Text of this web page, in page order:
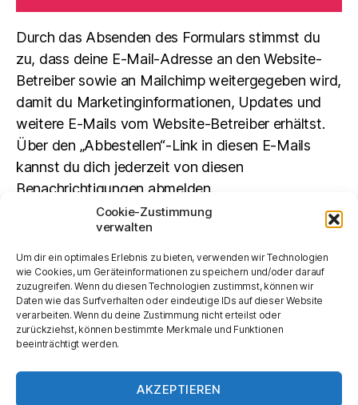
Cookie-Zustimmung
verwalten
Um dir ein optimales Erlebnis zu bieten, verwenden wir Technologien
wie Cookies, um Geräteinformationen zu speichern und/oder darauf
zuzugreifen. Wenn du diesen Technologien zustimmst, können wir
Daten wie das Surfverhalten oder eindeutige IDs auf dieser Website
verarbeiten. Wenn du deine Zustimmung nicht erteilst oder
zurückziehst, können bestimmte Merkmale und Funktionen
beeinträchtigt werden.
AKZEPTIEREN
Durch das Absenden des Formulars stimmst du
zu, dass deine E-Mail-Adresse an den Website-
Betreiber sowie an Mailchimp weitergegeben wird,
damit du Marketinginformationen, Updates und
weitere E-Mails vom Website-Betreiber erhältst.
Über den „Abbestellen“-Link in diesen E-Mails
kannst du dich jederzeit von diesen
Benachrichtigungen abmelden.
SUCHEN